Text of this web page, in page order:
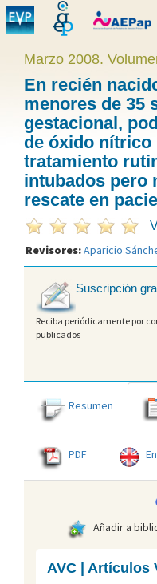
Marzo 2008.
En recién
menores de 35
gestacional,
de óxido nítrico
tratamiento
intubados pero
rescate en
Revisores:Aparicio
Suscripción
Reciba periódicamente por
publicados
Resumen
PDF
Añadir a
AVC | Artículos